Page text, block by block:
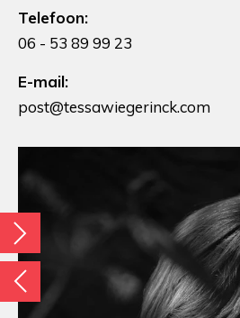
Telefoon:
06 - 53 89 99 23
E-mail:
post@tessawiegerinck.com